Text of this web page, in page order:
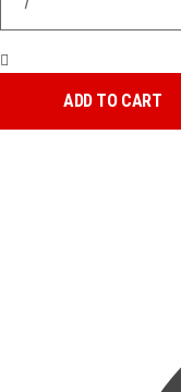
quantity
ADD TO CART